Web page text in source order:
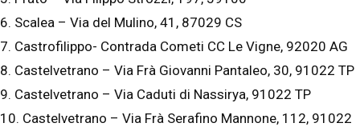
6. Scalea – Via del Mulino, 41, 87029 CS
7. Castrofilippo- Contrada Cometi CC Le Vigne, 92020 AG
8. Castelvetrano – Via Frà Giovanni Pantaleo, 30, 91022 TP
9. Castelvetrano – Via Caduti di Nassirya, 91022 TP
10. Castelvetrano – Via Frà Serafino Mannone, 112, 91022